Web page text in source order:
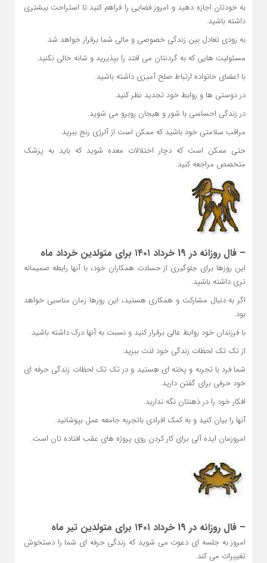
به خودتان اجازه دهید و امروز فضایی را فراهم کنید تا استراحت بیشتری
داشته باشید.
به زودی تعادل بین زندگی خصوصی و مالی شما برقرار خواهد شد.
مسئولیت هایی که به گردنتان می افتد را بپذیرید و شانه خالی نکنید.
با اعضای خانواده ارتباط صلح آمیزی داشته باشید.
در دوستی ها و روابط خود تجدید نظر کنید.
در زندگی احساسی با شور و هیجان روبرو می شوید.
مراقب سلامتی خود باشید که ممکن است از آلرژی رنج ببرید.
حتی ممکن است که دچار اختلالات معده شوید که باید به پزشک
متخصص مراجعه کنید.
– فال روزانه در 19 خرداد ۱۴۰۱ برای متولدین خرداد ماه
این روزها برای جلوگیری از حسادت همکاران خود، با آنها رابطه صمیمانه
تری داشته باشید.
اگر به دنبال مشارکت و همکاری هستید، این روزها زمان مناسبی خواهد
بود.
با فرزندان خود روابط عالی برقرار کنید و نسبت به آنها درک داشته باشید.
از تک تک لحظات زندگی خود لذت ببرید.
شما فرد با تجربه و پخته ای هستید و در تک تک لحظات زندگی حرفه ای
خود حرفی برای گفتن دارید.
افکار خود را در ذهنتان نگه ندارید.
آنها را بیان کنید و به کمک افرادی باتجربه جامعه عمل بپوشانید.
امروزمان ایده آلی برای کار کردن روی پروژه های عقب افتاده تان است.
– فال روزانه در 19 خرداد ۱۴۰۱ برای متولدین تیر ماه
امروز به جلسه ای دعوت می شوید که زندگی حرفه ای شما را دستخوش
تغییرات می کند.